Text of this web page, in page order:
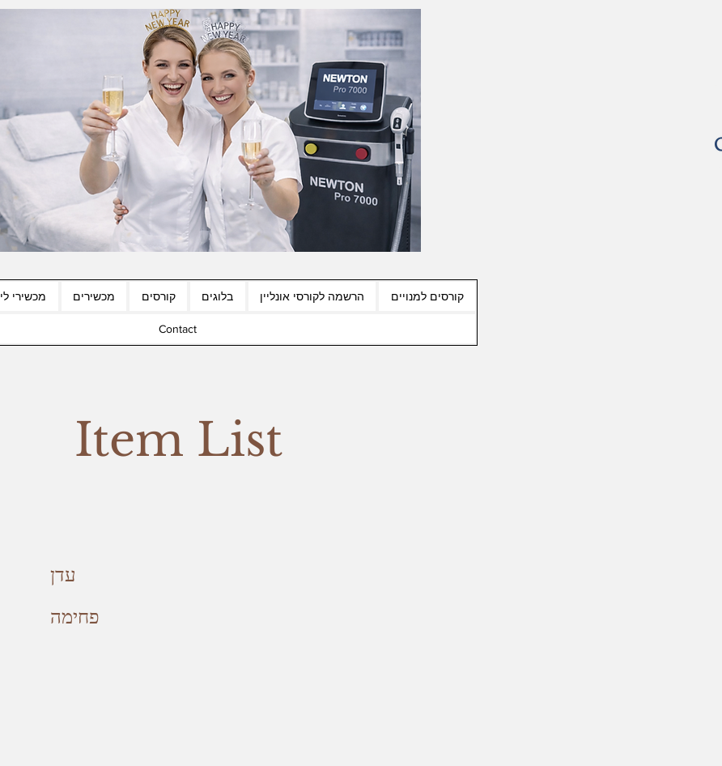
מכשירי מכשירים קורסים בלוגים הרשמה לקורסי אונליין קורסים למנויים
Contact
Item List
פחימה
עדן